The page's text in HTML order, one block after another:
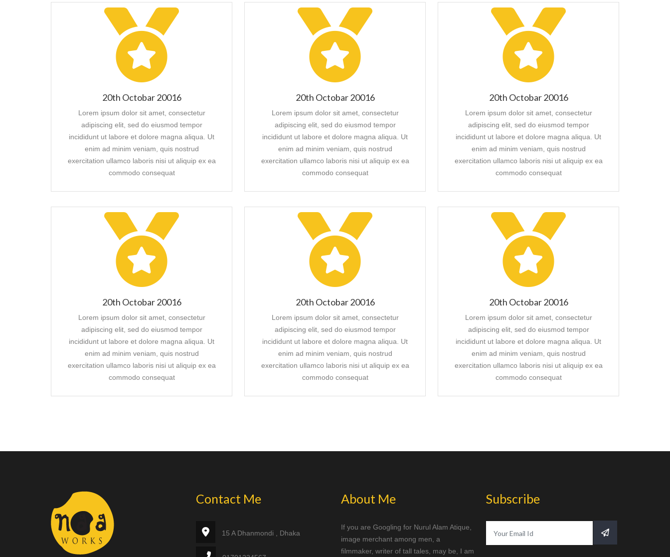
20th Octobar 20016
Lorem ipsum dolor sit amet, consectetur
adipiscing elit, sed do eiusmod tempor
incididunt ut labore et dolore magna aliqua. Ut
enim ad minim veniam, quis nostrud
exercitation ullamco laboris nisi ut aliquip ex ea
commodo consequat
20th Octobar 20016
Lorem ipsum dolor sit amet, consectetur
adipiscing elit, sed do eiusmod tempor
incididunt ut labore et dolore magna aliqua. Ut
enim ad minim veniam, quis nostrud
exercitation ullamco laboris nisi ut aliquip ex ea
commodo consequat
20th Octobar 20016
Lorem ipsum dolor sit amet, consectetur
adipiscing elit, sed do eiusmod tempor
incididunt ut labore et dolore magna aliqua. Ut
enim ad minim veniam, quis nostrud
exercitation ullamco laboris nisi ut aliquip ex ea
commodo consequat
20th Octobar 20016
Lorem ipsum dolor sit amet, consectetur
adipiscing elit, sed do eiusmod tempor
incididunt ut labore et dolore magna aliqua. Ut
enim ad minim veniam, quis nostrud
exercitation ullamco laboris nisi ut aliquip ex ea
commodo consequat
20th Octobar 20016
Lorem ipsum dolor sit amet, consectetur
adipiscing elit, sed do eiusmod tempor
incididunt ut labore et dolore magna aliqua. Ut
enim ad minim veniam, quis nostrud
exercitation ullamco laboris nisi ut aliquip ex ea
commodo consequat
20th Octobar 20016
Lorem ipsum dolor sit amet, consectetur
adipiscing elit, sed do eiusmod tempor
incididunt ut labore et dolore magna aliqua. Ut
enim ad minim veniam, quis nostrud
exercitation ullamco laboris nisi ut aliquip ex ea
commodo consequat
Contact Me
15 A Dhanmondi , Dhaka
About Me
If you are Googling for Nurul Alam Atique,
image merchant among men, a
filmmaker, writer of tall tales, may be, I am
Subscribe